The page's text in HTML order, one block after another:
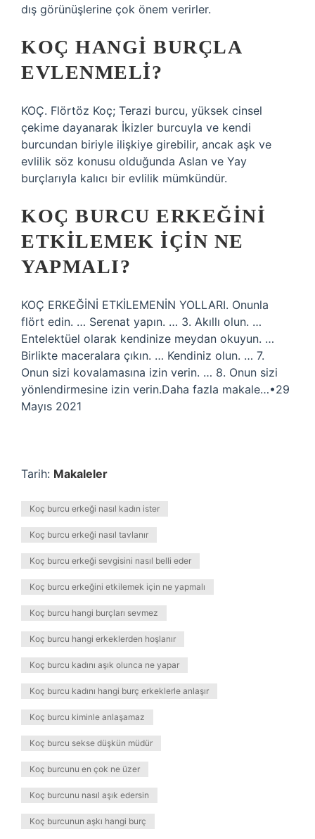
dış görünüşlerine çok önem verirler.
KOÇ HANGI BURÇLA
EVLENMELI?
KOÇ. Flörtöz Koç; Terazi burcu, yüksek cinsel
çekime dayanarak İkizler burcuyla ve kendi
burcundan biriyle ilişkiye girebilir, ancak aşk ve
evlilik söz konusu olduğunda Aslan ve Yay
burçlarıyla kalıcı bir evlilik mümkündür.
KOÇ BURCU ERKEĞINI
ETKILEMEK IÇIN NE
YAPMALI?
KOÇ ERKEĞİNİ ETKİLEMENİN YOLLARI. Onunla
flört edin. … Serenat yapın. … 3. Akıllı olun. …
Entelektüel olarak kendinize meydan okuyun. …
Birlikte maceralara çıkın. … Kendiniz olun. … 7.
Onun sizi kovalamasına izin verin. … 8. Onun sizi
yönlendirmesine izin verin.Daha fazla makale…•29
Mayıs 2021
Tarih: Makaleler
Koç burcu erkeği nasıl kadın ister
Koç burcu erkeği nasıl tavlanır
Koç burcu erkeği sevgisini nasıl belli eder
Koç burcu erkeğini etkilemek için ne yapmalı
Koç burcu hangi burçları sevmez
Koç burcu hangi erkeklerden hoşlanır
Koç burcu kadını aşık olunca ne yapar
Koç burcu kadını hangi burç erkeklerle anlaşır
Koç burcu kiminle anlaşamaz
Koç burcu sekse düşkün müdür
Koç burcunu en çok ne üzer
Koç burcunu nasıl aşık edersin
Koç burcunun aşkı hangi burç